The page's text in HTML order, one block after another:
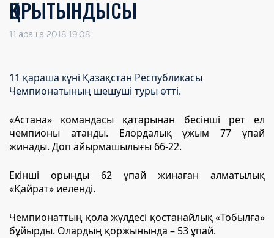
ҚОРЫТЫНДЫСЫ
11 қараша 2018 19:08
11 қараша күні Қазақстан Республикасы
Чемпионатының шешуші туры өтті.
«Астана» командасы қатарынан бесінші рет ел
чемпионы атанды. Елордалық ұжым 77 ұпай
жинады. Доп айырмашылығы 66-22.
Екінші орынды 62 ұпай жинаған алматылық
«Қайрат» иеленді.
Чемпионаттың қола жүлдесі қостанайлық «Тобылға»
бұйырды. Олардың қоржынында – 53 ұпай.